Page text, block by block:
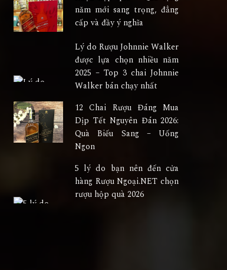
năm mới sang trọng, đẳng
cấp và đầy ý nghĩa
Lý do Rượu Johnnie Walker
được lựa chọn nhiều năm
2025 – Top 3 chai Johnnie
Walker bán chạy nhất
12 Chai Rượu Đáng Mua
Dịp Tết Nguyên Đán 2026:
Quà Biếu Sang – Uống
Ngon
5 lý do bạn nên đến cửa
hàng Rượu Ngoại.NET chọn
rượu hộp quà 2026